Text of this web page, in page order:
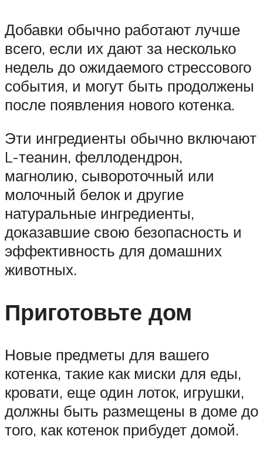
Добавки обычно работают лучше
всего, если их дают за несколько
недель до ожидаемого стрессового
события, и могут быть продолжены
после появления нового котенка.
Эти ингредиенты обычно включают
L-теанин, феллодендрон,
магнолию, сывороточный или
молочный белок и другие
натуральные ингредиенты,
доказавшие свою безопасность и
эффективность для домашних
животных.
Приготовьте дом
Новые предметы для вашего
котенка, такие как миски для еды,
кровати, еще один лоток, игрушки,
должны быть размещены в доме до
того, как котенок прибудет домой.